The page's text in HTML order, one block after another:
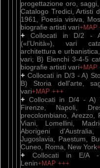
progettazione oro,
Catalogo Tredici, Artisti
1961, Poesia visiva,
biografie artisti vari+MAP
+Collocati in D/2 -
(«l'Unità»), vari
architettura e
vari; B) Elenchi 3-4-5
biografie artisti vari+MAP
+ Collocati in D/3 - A)
B) Storia dell'arte,
vari+MAP +++
+ Collocati in D/4 - A)
Firenze, Napoli,
precolombiano, Arezzo,
Viani, Lomellini,
Aborigeni
Jugoslavia, Paestum,
Cuneo, Roma, New York
+ Collocati in E/A -
Lenin+MAP +++